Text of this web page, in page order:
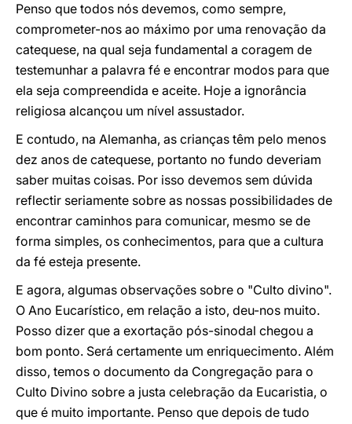
Penso que todos nós devemos, como sempre,
comprometer-nos ao máximo por uma renovação da
catequese, na qual seja fundamental a coragem de
testemunhar a palavra fé e encontrar modos para que
ela seja compreendida e aceite. Hoje a ignorância
religiosa alcançou um nível assustador.
E contudo, na Alemanha, as crianças têm pelo menos
dez anos de catequese, portanto no fundo deveriam
saber muitas coisas. Por isso devemos sem dúvida
reflectir seriamente sobre as nossas possibilidades de
encontrar caminhos para comunicar, mesmo se de
forma simples, os conhecimentos, para que a cultura
da fé esteja presente.
E agora, algumas observações sobre o "Culto divino".
O Ano Eucarístico, em relação a isto, deu-nos muito.
Posso dizer que a exortação pós-sinodal chegou a
bom ponto. Será certamente um enriquecimento. Além
disso, temos o documento da Congregação para o
Culto Divino sobre a justa celebração da Eucaristia, o
que é muito importante. Penso que depois de tudo